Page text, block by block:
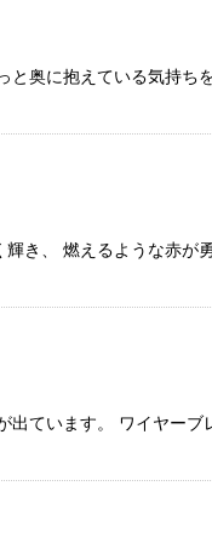
奥に抱えている気持ち
き、 燃えるような赤が
ています。 ワイヤーブ